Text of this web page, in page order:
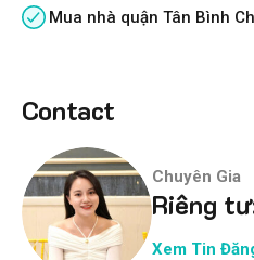
Mua nhà quận Tân Bình
Contact
Chuyên Gia
Riêng
Xem Tin